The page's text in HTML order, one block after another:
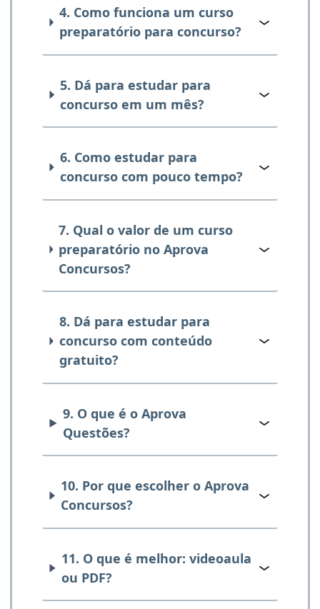
4. Como funciona um curso
preparatório para concurso?
5. Dá para estudar para
concurso em um mês?
6. Como estudar para
concurso com pouco tempo?
7. Qual o valor de um curso
preparatório no Aprova
Concursos?
8. Dá para estudar para
concurso com conteúdo
gratuito?
9. O que é o Aprova
Questões?
10. Por que escolher o Aprova
Concursos?
11. O que é melhor: videoaula
ou PDF?